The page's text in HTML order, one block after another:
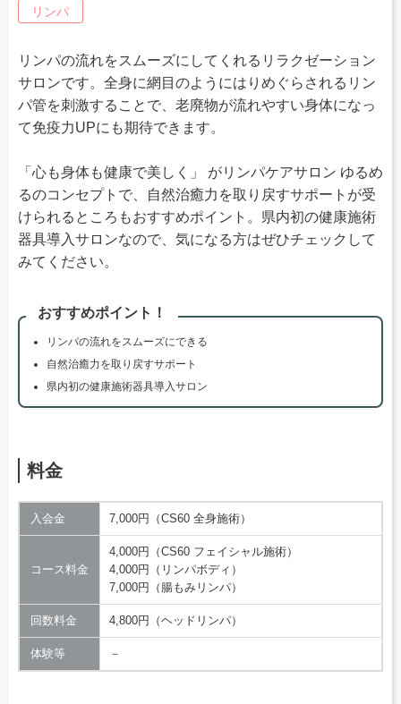
リンパ
リンパの流れをスムーズにしてくれるリラクゼーション
サロンです。全身に網目のようにはりめぐらされるリン
パ管を刺激することで、老廃物が流れやすい身体になっ
て免疫力UPにも期待できます。
「心も身体も健康で美しく」 がリンパケアサロン ゆるめ
るのコンセプトで、自然治癒力を取り戻すサポートが受
けられるところもおすすめポイント。県内初の健康施術
器具導入サロンなので、気になる方はぜひチェックして
みてください。
おすすめポイント！
リンパの流れをスムーズにできる
自然治癒力を取り戻すサポート
県内初の健康施術器具導入サロン
料金
入会金 7,000円（CS60 全身施術）
コース料金
4,000円（CS60 フェイシャル施術）
4,000円（リンパボディ）
7,000円（腸もみリンパ）
回数料金 4,800円（ヘッドリンパ）
体験等 －